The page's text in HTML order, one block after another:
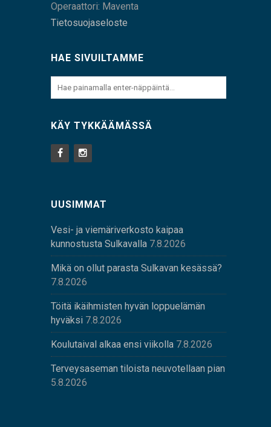
Operaattori: Maventa
Tietosuojaseloste
HAE SIVUILTAMME
KÄY TYKKÄÄMÄSSÄ
UUSIMMAT
Vesi- ja viemäriverkosto kaipaa
kunnostusta Sulkavalla 7.8.2026
Mikä on ollut parasta Sulkavan kesässä?
7.8.2026
Töitä ikäihmisten hyvän loppuelämän
hyväksi 7.8.2026
Koulutaival alkaa ensi viikolla 7.8.2026
Terveysaseman tiloista neuvotellaan pian
5.8.2026